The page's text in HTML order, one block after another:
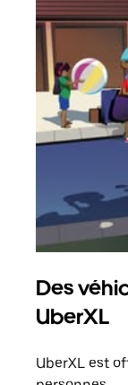
Des
UberXL
UberXL est